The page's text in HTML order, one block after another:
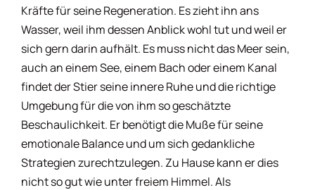
Kollegenhoroskop
Kommunikationshoroskop
Kosmetikhoroskop
Kulturhoroskop
Kräfte für seine Regeneration. Es zieht ihn ans
Wasser, weil ihm dessen Anblick wohl tut und weil er
sich gern darin aufhält. Es muss nicht das Meer sein,
auch an einem See, einem Bach oder einem Kanal
findet der Stier seine innere Ruhe und die richtige
Umgebung für die von ihm so geschätzte
Beschaulichkeit. Er benötigt die Muße für seine
emotionale Balance und um sich gedankliche
Strategien zurechtzulegen. Zu Hause kann er dies
nicht so gut wie unter freiem Himmel. Als